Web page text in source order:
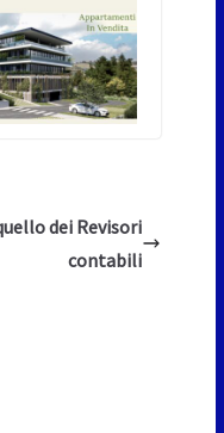
dei Revisori
contabili